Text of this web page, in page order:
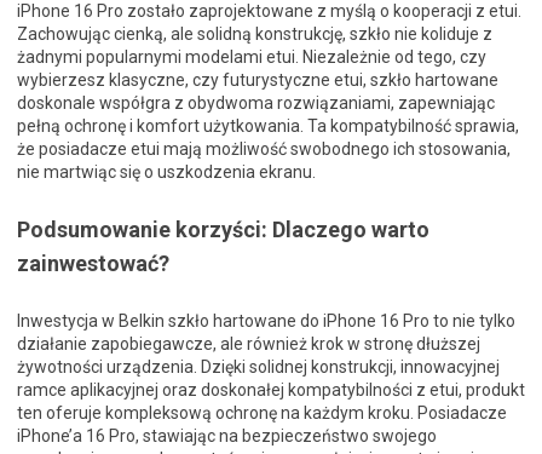
iPhone 16 Pro zostało zaprojektowane z myślą o kooperacji z etui.
Zachowując cienką, ale solidną konstrukcję, szkło nie koliduje z
żadnymi popularnymi modelami etui. Niezależnie od tego, czy
wybierzesz klasyczne, czy futurystyczne etui, szkło hartowane
doskonale współgra z obydwoma rozwiązaniami, zapewniając
pełną ochronę i komfort użytkowania. Ta kompatybilność sprawia,
że posiadacze etui mają możliwość swobodnego ich stosowania,
nie martwiąc się o uszkodzenia ekranu.
Podsumowanie korzyści: Dlaczego warto
zainwestować?
Inwestycja w Belkin szkło hartowane do iPhone 16 Pro to nie tylko
działanie zapobiegawcze, ale również krok w stronę dłuższej
żywotności urządzenia. Dzięki solidnej konstrukcji, innowacyjnej
ramce aplikacyjnej oraz doskonałej kompatybilności z etui, produkt
ten oferuje kompleksową ochronę na każdym kroku. Posiadacze
iPhone’a 16 Pro, stawiając na bezpieczeństwo swojego